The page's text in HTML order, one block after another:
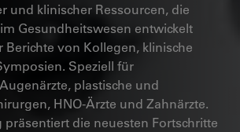
und klinischer Ressourcen, die
Gesundheitswesen entwickelt
von Kollegen, klinische
Speziell für
plastische und
HNO-Ärzte und Zahnärzte.
präsentiert die neuesten Fortschritte